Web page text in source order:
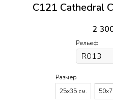
C121 Cathedral
2
Рельеф
Размер
25х35 см.